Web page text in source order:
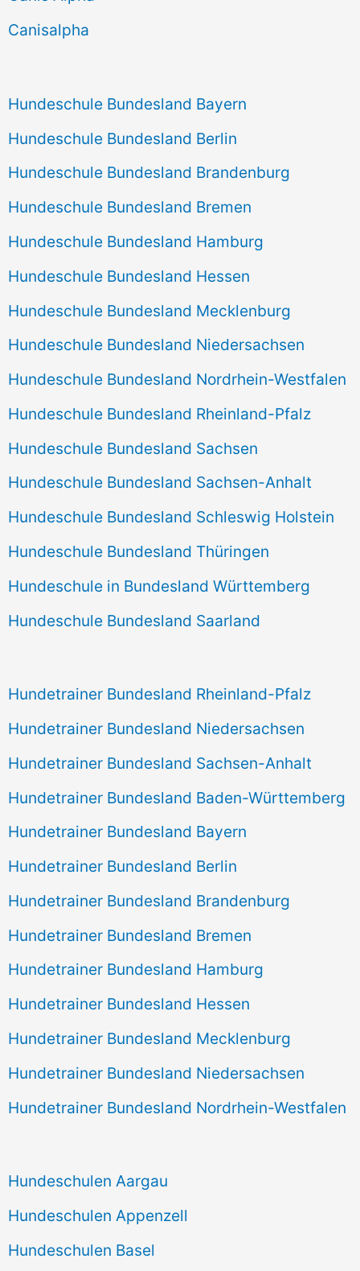
h
Canisalpha
Hundeschule Bundesland Bayern
Hundeschule Bundesland Berlin
Hundeschule Bundesland Brandenburg
Hundeschule Bundesland Bremen
Hundeschule Bundesland Hamburg
Hundeschule Bundesland Hessen
Hundeschule Bundesland Mecklenburg
Hundeschule Bundesland Niedersachsen
Hundeschule Bundesland Nordrhein-Westfalen
Hundeschule Bundesland Rheinland-Pfalz
Hundeschule Bundesland Sachsen
Hundeschule Bundesland Sachsen-Anhalt
Hundeschule Bundesland Schleswig Holstein
Hundeschule Bundesland Thüringen
Hundeschule in Bundesland Württemberg
Hundeschule Bundesland Saarland
Hundetrainer Bundesland Rheinland-Pfalz
Hundetrainer Bundesland Niedersachsen
Hundetrainer Bundesland Sachsen-Anhalt
Hundetrainer Bundesland Baden-Württemberg
Hundetrainer Bundesland Bayern
Hundetrainer Bundesland Berlin
Hundetrainer Bundesland Brandenburg
Hundetrainer Bundesland Bremen
Hundetrainer Bundesland Hamburg
Hundetrainer Bundesland Hessen
Hundetrainer Bundesland Mecklenburg
Hundetrainer Bundesland Niedersachsen
Hundetrainer Bundesland Nordrhein-Westfalen
Hundeschulen Aargau
Hundeschulen Appenzell
Hundeschulen Basel